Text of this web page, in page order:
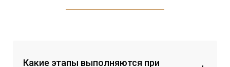
Какие этапы выполняются при